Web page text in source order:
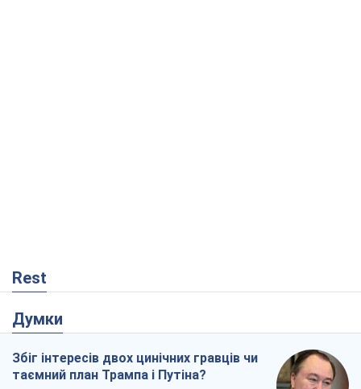
Rest
Думки
Збіг інтересів двох цинічних гравців чи
таємний план Трампа і Путіна?